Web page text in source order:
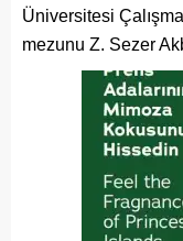
Üniversitesi
mezunu Z. Sezer